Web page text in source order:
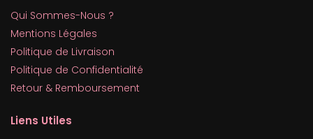
Qui Sommes-Nous ?
Mentions Légales
Politique de Livraison
Politique de Confidentialité
Retour & Remboursement
Liens Utiles